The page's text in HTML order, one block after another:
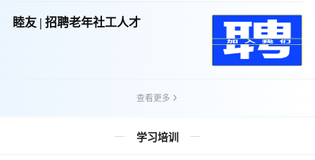
睦友 | 招聘老年社工人才
查看更多
学习培训